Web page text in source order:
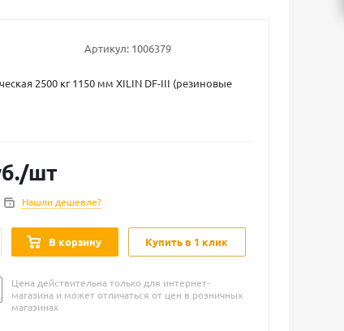
Артикул: 1006379
2500 кг 1150 мм XILIN DF-III (резиновые
/шт
Нашли дешевле?
В корзину Купить в 1 клик
Цена действительна только для интернет-
магазина и может отличаться от цен в розничных
магазинах